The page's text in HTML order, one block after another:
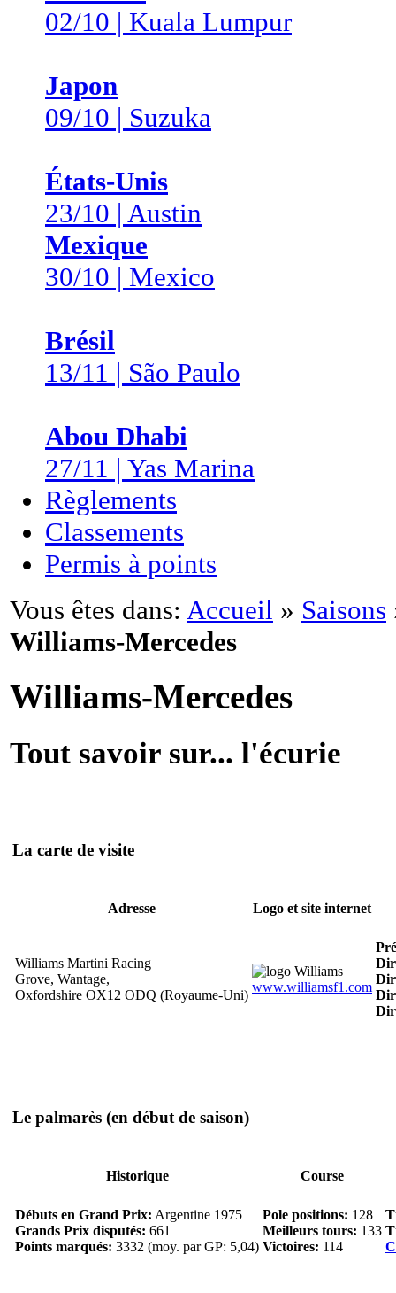
02/10 | Kuala Lumpur
Japon
09/10 | Suzuka
États-Unis
23/10 | Austin
Mexique
30/10 | Mexico
Brésil
13/11 | São Paulo
Abou Dhabi
27/11 | Yas Marina
Règlements
Classements
Permis à points
Vous êtes dans: Accueil » Saisons
Williams-Mercedes
Williams-Mercedes
Tout savoir sur... l'écurie
La carte de visite
Adresse Logo et site internet
Williams Martini Racing
Grove, Wantage,
Oxfordshire OX12 ODQ (Royaume-Uni)
www.williamsf1.com
Le palmarès (en début de saison)
Historique Course
Débuts en Grand Prix: Argentine 1975
Grands Prix disputés: 661
Points marqués: 3332 (moy. par GP: 5,04)
Pole positions: 128
Meilleurs tours: 133
Victoires: 114